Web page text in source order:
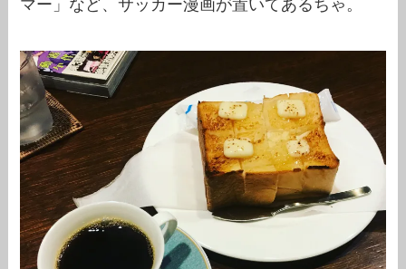
マー」など、サッカー漫画が置いてあるちゃ。